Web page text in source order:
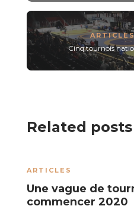
Cinq tournois
Related posts
ARTICLES
Une vague de
commencer 2020